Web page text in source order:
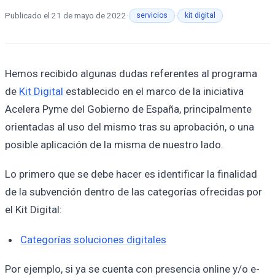
Publicado el 21 de mayo de 2022· servicios · kit digital
Hemos recibido algunas dudas referentes al programa
de Kit Digital establecido en el marco de la iniciativa
Acelera Pyme del Gobierno de España, principalmente
orientadas al uso del mismo tras su aprobación, o una
posible aplicación de la misma de nuestro lado.
Lo primero que se debe hacer es identificar la finalidad
de la subvención dentro de las categorías ofrecidas por
el Kit Digital:
Categorías soluciones digitales
Por ejemplo, si ya se cuenta con presencia online y/o e-